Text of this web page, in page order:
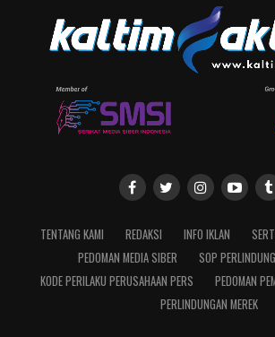
TENTANG KAMI REDAKSI INFO IKLAN
PEDOMAN MEDIA SIBER
SOP
KODE PERILAKU PERUSAHAAN PERS
PEDOMAN
PERLINDUNGAN MEREK